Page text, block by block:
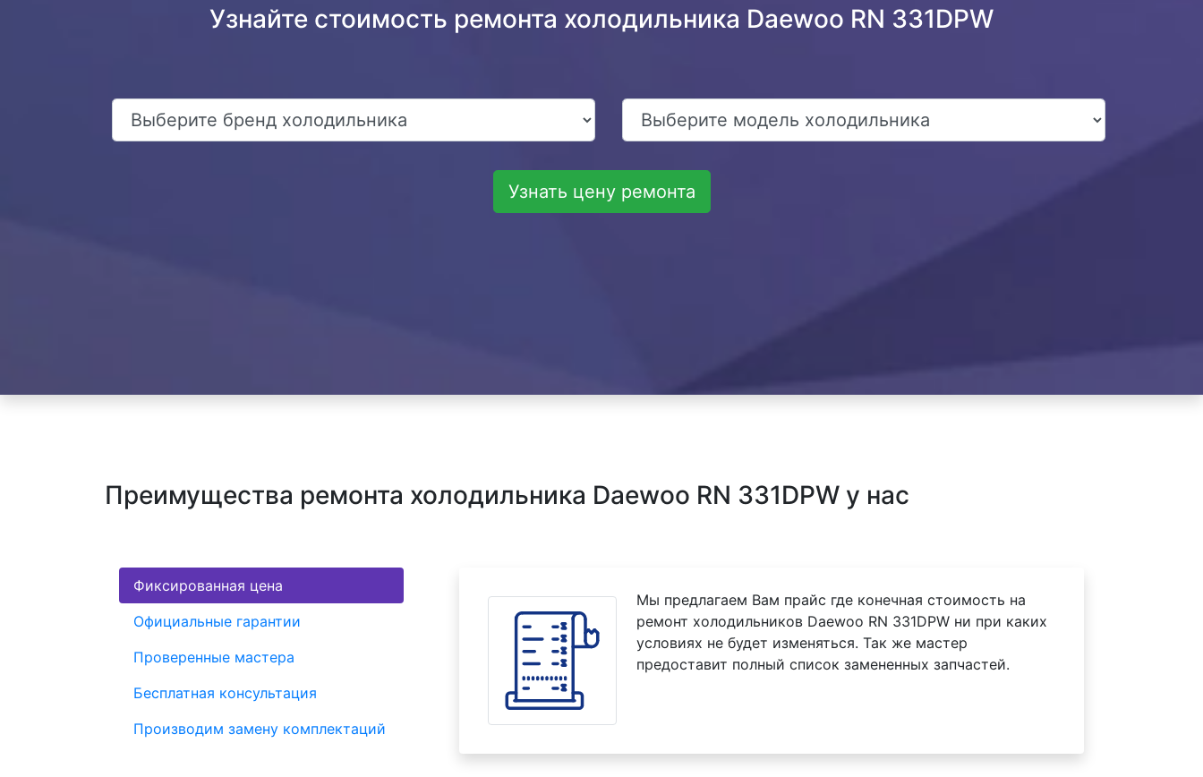
Узнайте стоимость ремонта холодильника Daewoo RN 331DPW
Узнать цену ремонта
Преимущества ремонта холодильника Daewoo RN 331DPW у нас
Фиксированная цена
Официальные гарантии
Проверенные мастера
Бесплатная консультация
Производим замену комплектаций
Мы предлагаем Вам прайс где конечная стоимость на
ремонт холодильников Daewoo RN 331DPW ни при каких
условиях не будет изменяться. Так же мастер
предоставит полный список замененных запчастей.